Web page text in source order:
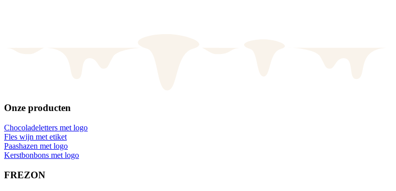
Onze producten
Chocoladeletters met logo
Fles wijn met etiket
Paashazen met logo
Kerstbonbons met logo
FREZON